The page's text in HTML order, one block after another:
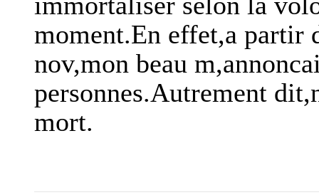
moment.En effet,a partir
nov,mon beau
personnes.Autrement
mort.